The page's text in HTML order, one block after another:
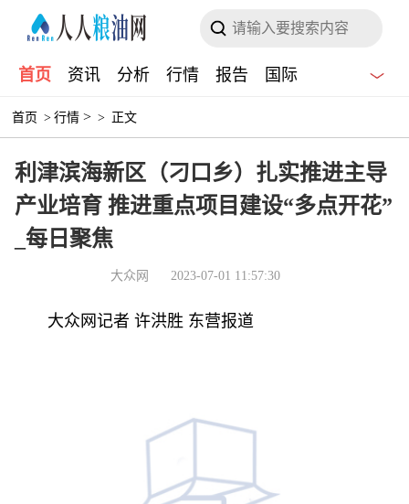
首页 资讯 分析 行情 报告 国际
首页 > 行情 > > 正文
利津滨海新区（刁口乡）扎实推进主导
产业培育 推进重点项目建设“多点开花”
_每日聚焦
大众网 2023-07-01 11:57:30
大众网记者 许洪胜 东营报道